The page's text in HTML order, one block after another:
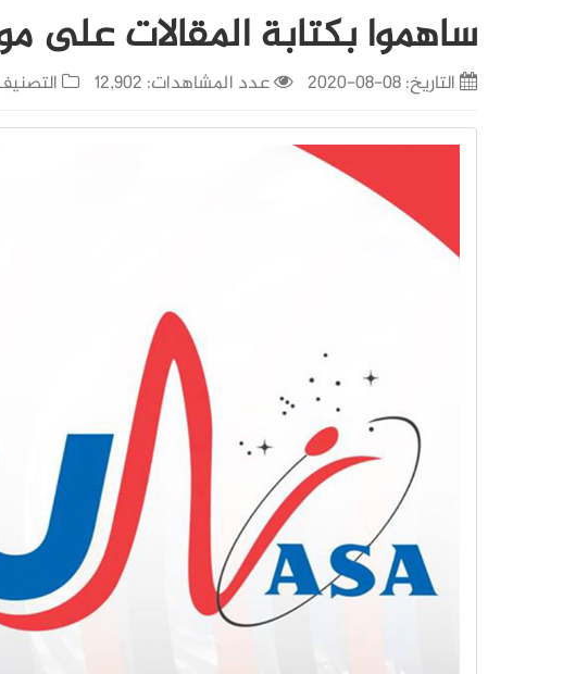
ساهموا بكتابة المقالات على
التاريخ:08-08-2020 عدد المشاهدات: 12,902